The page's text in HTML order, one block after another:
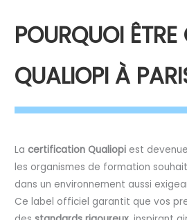
POURQUOI ÊTRE
QUALIOPI À
Lacertification Qualiopi est
les organismes de formation
dans un environnement aussi
Ce label officiel garantit que vos